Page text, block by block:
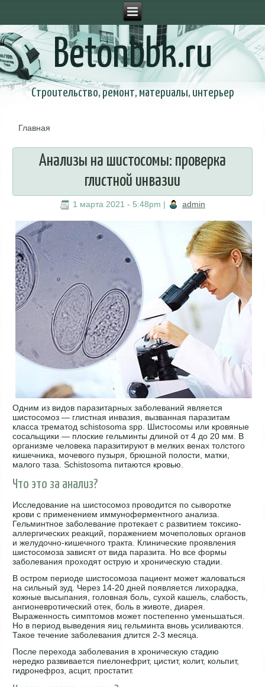
Betonbbk.ru
Строительство, ремонт, материалы, интерьер
Главная
Анализы на шистосомы: проверка
глистной инвазии
1 марта 2021 - 5:48pm | admin
Одним из видов паразитарных заболеваний является
шистосомоз — глистная инвазия, вызванная паразитам
класса трематод schistosoma spp. Шистосомы или кровяные
сосальщики — плоские гельминты длиной от 4 до 20 мм. В
организме человека паразитируют в мелких венах толстого
кишечника, мочевого пузыря, брюшной полости, матки,
малого таза. Schistosoma питаются кровью.
Что это за анализ?
Исследование на шистосомоз проводится по сыворотке
крови с применением иммуноферментного анализа.
Гельминтное заболевание протекает с развитием токсико-
аллергических реакций, поражением мочеполовых органов
и желудочно-кишечного тракта. Клинические проявления
шистосомоза зависят от вида паразита. Но все формы
заболевания проходят острую и хроническую стадии.
В остром периоде шистосомоза пациент может жаловаться
на сильный зуд. Через 14-20 дней появляется лихорадка,
кожные высыпания, головная боль, сухой кашель, слабость,
ангионевротический отек, боль в животе, диарея.
Выраженность симптомов может постепенно уменьшаться.
Но в период выведения яиц гельминта вновь усиливаются.
Такое течение заболевания длится 2-3 месяца.
После перехода заболевания в хроническую стадию
нередко развивается пиелонефрит, цистит, колит, кольпит,
гидронефроз, асцит, простатит.